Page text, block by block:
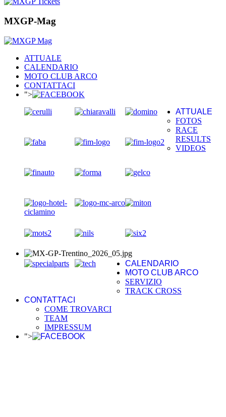
MXGP-Mag
ATTUALE
CALENDARIO
MOTO CLUB ARCO
CONTATTACI
">
ATTUALE
FOTOS
RACE
RESULTS
VIDEOS
CALENDARIO
MOTO CLUB ARCO
SERVIZIO
TRACK CROSS
CONTATTACI
COME TROVARCI
TEAM
IMPRESSUM
">